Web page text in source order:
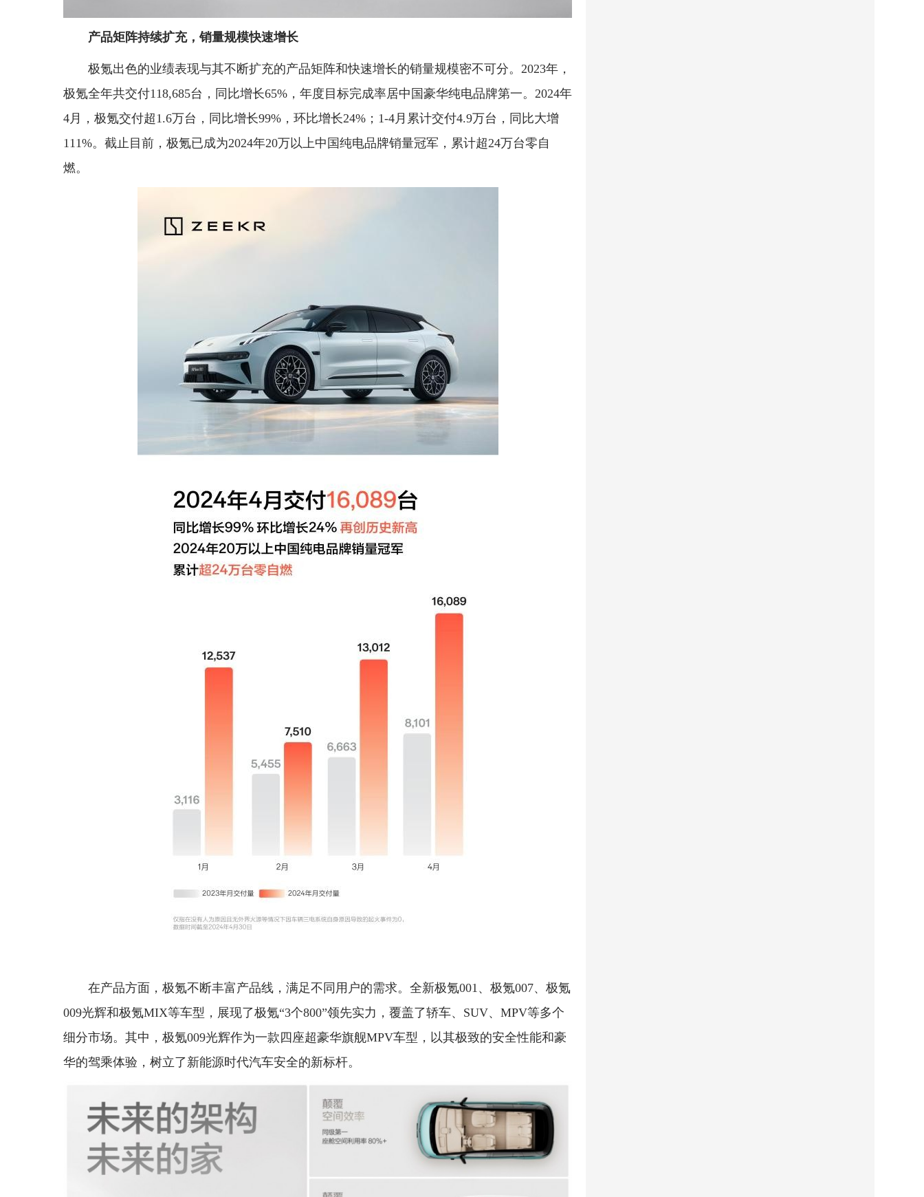
产品矩阵持续扩充，销量规模快速增长
极氪出色的业绩表现与其不断扩充的产品矩阵和快速增长的销量规模密不可分。2023年，
极氪全年共交付118,685台，同比增长65%，年度目标完成率居中国豪华纯电品牌第一。2024年
4月，极氪交付超1.6万台，同比增长99%，环比增长24%；1-4月累计交付4.9万台，同比大增
111%。截止目前，极氪已成为2024年20万以上中国纯电品牌销量冠军，累计超24万台零自
燃。
在产品方面，极氪不断丰富产品线，满足不同用户的需求。全新极氪001、极氪007、极氪
009光辉和极氪MIX等车型，展现了极氪“3个800”领先实力，覆盖了轿车、SUV、MPV等多个
细分市场。其中，极氪009光辉作为一款四座超豪华旗舰MPV车型，以其极致的安全性能和豪
华的驾乘体验，树立了新能源时代汽车安全的新标杆。